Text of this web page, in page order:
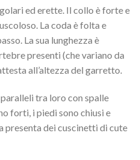
ed erette. Il collo è forte e
La coda è folta e
La sua lunghezza è
presenti (che variano da
all’altezza del garretto.
tra loro con spalle
forti, i piedi sono chiusi e
presenta dei cuscinetti di cute